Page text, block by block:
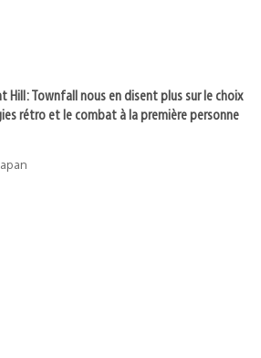
Hill: Townfall nous en disent plus sur le choix
rétro et le combat à la première personne